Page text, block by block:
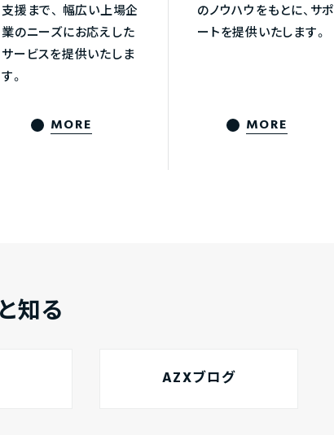
支援まで、 幅広い上場企
業のニーズにお応えした
サービスを提供いたしま
す。
MORE
のノウハウをもとに、サポ
ートを提供いたします。
MORE
知る
AZXブログ